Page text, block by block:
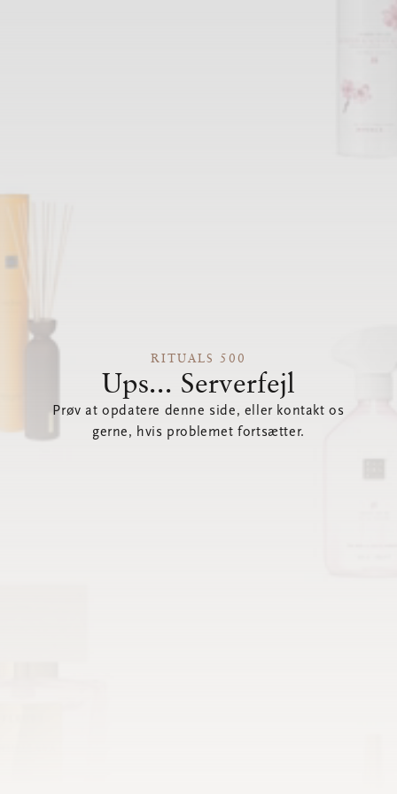
RITUALS 500
Ups... Serverfejl
Prøv at opdatere denne side, eller kontakt os
gerne, hvis problemet fortsætter.